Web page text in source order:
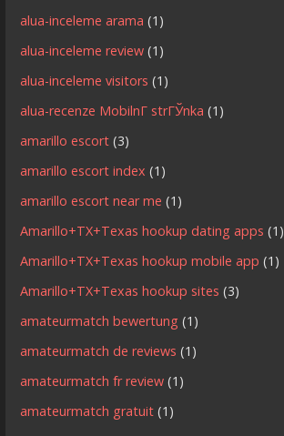
alua-inceleme arama (1)
alua-inceleme review (1)
alua-inceleme visitors (1)
alua-recenze MobilnГ­ strГЎnka (1)
amarillo escort (3)
amarillo escort index (1)
amarillo escort near me (1)
Amarillo+TX+Texas hookup dating apps (1)
Amarillo+TX+Texas hookup mobile app (1)
Amarillo+TX+Texas hookup sites (3)
amateurmatch bewertung (1)
amateurmatch de reviews (1)
amateurmatch fr review (1)
amateurmatch gratuit (1)